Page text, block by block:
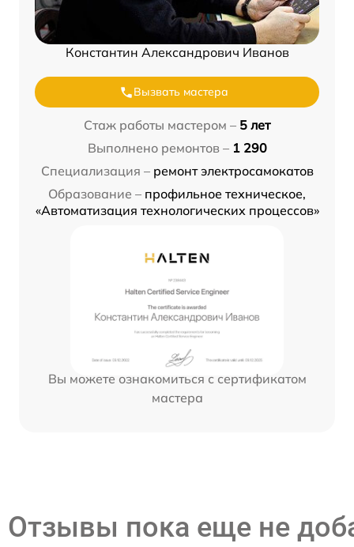
Константин Александрович Иванов
Вызвать мастера
Стаж работы мастером – 5 лет
Выполнено ремонтов – 1 290
Специализация – ремонт электросамокатов
Образование – профильное техническое,
«Автоматизация технологических процессов»
Вы можете ознакомиться с сертификатом
мастера
Отзывы пока еще не